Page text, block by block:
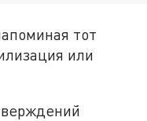
тот
или